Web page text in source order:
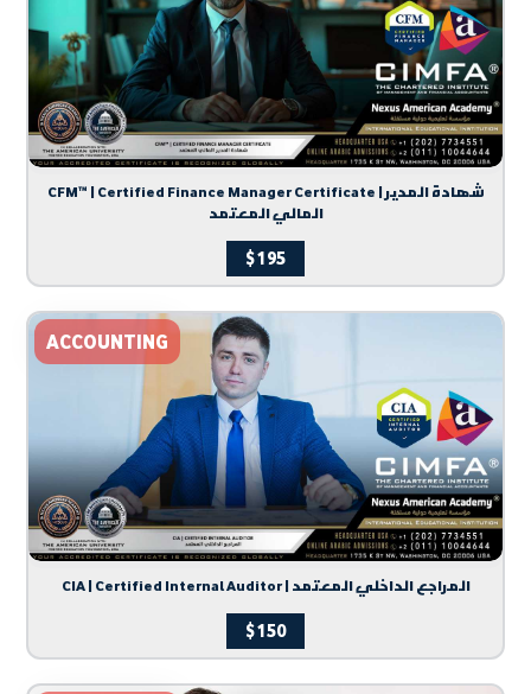
CFM™ | Certified Finance Manager Certificate | شهادة المدير
المالي المعتمد
$195
CIA | Certified Internal Auditor | المراجع الداخلي المعتمد
$150
ACCOUNTING